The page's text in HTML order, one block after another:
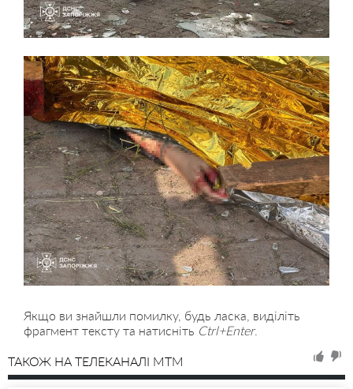
Якщо ви знайшли помилку, будь ласка, виділіть
фрагмент тексту та натисніть Ctrl+Enter.
ТАКОЖ НА ТЕЛЕКАНАЛІ MTM